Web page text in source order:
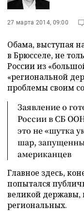
27 марта 2014, 09:00
Обама, выступая
в Брюсселе, не
России из
«региональной
проблемы своим
Заявление о
России в СБ
это не «шутка
шар,
американцев
Главное здесь,
попытался
великой державы,
региональных.